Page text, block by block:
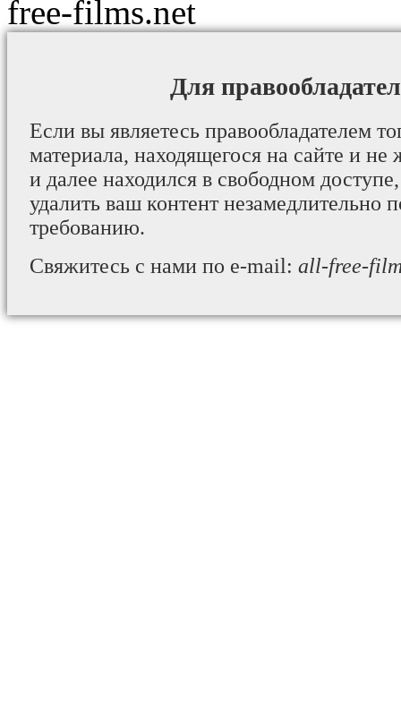
free-films.net
Для
Если вы являетесь правообладателем
материала, находящегося на сайте и не
и далее находился в свободном
удалить ваш контент незамедлительно
требованию.
Свяжитесь с нами по e-mail: all-free-